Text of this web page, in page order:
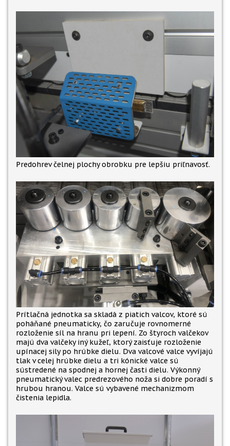
Predohrev čelnej plochy obrobku pre lepšiu priľnavosť.
Prítlačná jednotka sa skladá z piatich valcov, ktoré sú
poháňané pneumaticky, čo zaručuje rovnomerné
rozloženie síl na hranu pri lepení. Zo štyroch valčekov
majú dva valčeky iný kužeľ, ktorý zaisťuje rozloženie
upínacej sily po hrúbke dielu. Dva valcové valce vyvíjajú
tlak v celej hrúbke dielu a tri kónické valce sú
sústredené na spodnej a hornej časti dielu. Výkonný
pneumatický valec predrezového noža si dobre poradí s
hrubou hranou. Valce sú vybavené mechanizmom
čistenia lepidla.